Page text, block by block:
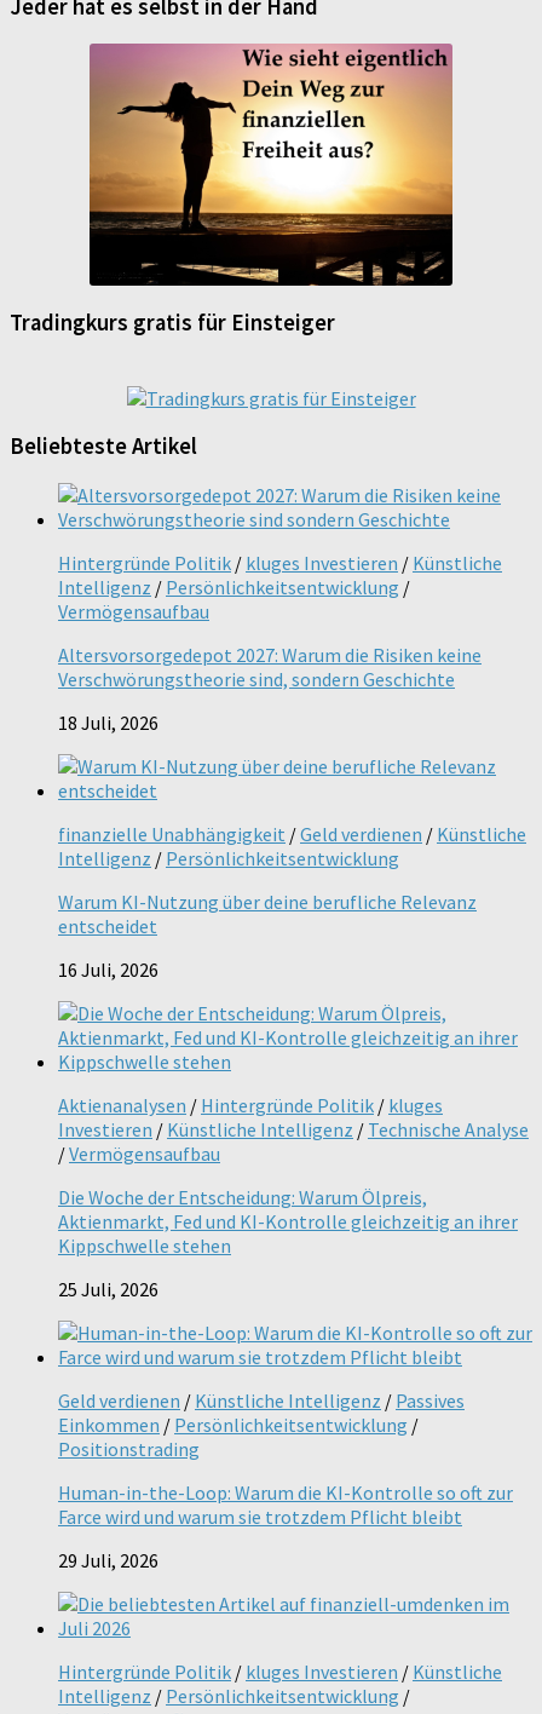
Jeder hat es selbst in der Hand
Tradingkurs gratis für Einsteiger
Beliebteste Artikel
Hintergründe Politik / kluges Investieren / Künstliche
Intelligenz / Persönlichkeitsentwicklung /
Vermögensaufbau
Altersvorsorgedepot 2027: Warum die Risiken keine
Verschwörungstheorie sind, sondern Geschichte
18 Juli, 2026
finanzielle Unabhängigkeit /Geld verdienen / Künstliche
Intelligenz / Persönlichkeitsentwicklung
Warum KI-Nutzung über deine berufliche Relevanz
entscheidet
16 Juli, 2026
Aktienanalysen / Hintergründe Politik / kluges
Investieren / Künstliche Intelligenz / Technische Analyse
/Vermögensaufbau
Die Woche der Entscheidung: Warum Ölpreis,
Aktienmarkt, Fed und KI-Kontrolle gleichzeitig an ihrer
Kippschwelle stehen
25 Juli, 2026
Geld verdienen / Künstliche Intelligenz / Passives
Einkommen / Persönlichkeitsentwicklung /
Positionstrading
Human-in-the-Loop: Warum die KI-Kontrolle so oft zur
Farce wird und warum sie trotzdem Pflicht bleibt
29 Juli, 2026
Hintergründe Politik / kluges Investieren / Künstliche
Intelligenz / Persönlichkeitsentwicklung /